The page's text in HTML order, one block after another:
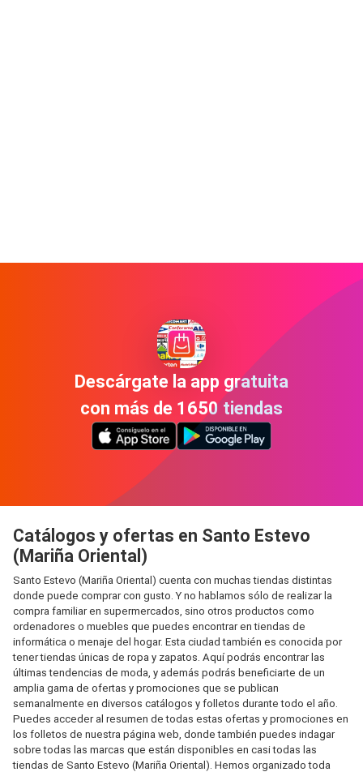
Descárgate la app gratuita
con más de 1650 tiendas
Catálogos y ofertas en Santo Estevo
(Mariña Oriental)
Santo Estevo (Mariña Oriental) cuenta con muchas tiendas distintas
donde puede comprar con gusto. Y no hablamos sólo de realizar la
compra familiar en supermercados, sino otros productos como
ordenadores o muebles que puedes encontrar en tiendas de
informática o menaje del hogar. Esta ciudad también es conocida por
tener tiendas únicas de ropa y zapatos. Aquí podrás encontrar las
últimas tendencias de moda, y además podrás beneficiarte de un
amplia gama de ofertas y promociones que se publican
semanalmente en diversos catálogos y folletos durante todo el año.
Puedes acceder al resumen de todas estas ofertas y promociones en
los folletos de nuestra página web, donde también puedes indagar
sobre todas las marcas que están disponibles en casi todas las
tiendas de Santo Estevo (Mariña Oriental). Hemos organizado toda